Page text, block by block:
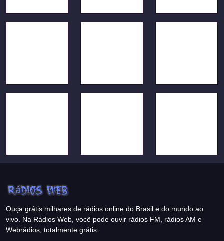
Ouça grátis milhares de rádios online do Brasil e do mundo ao
vivo. Na Rádios Web, você pode ouvir rádios FM, rádios AM e
Webrádios, totalmente grátis.